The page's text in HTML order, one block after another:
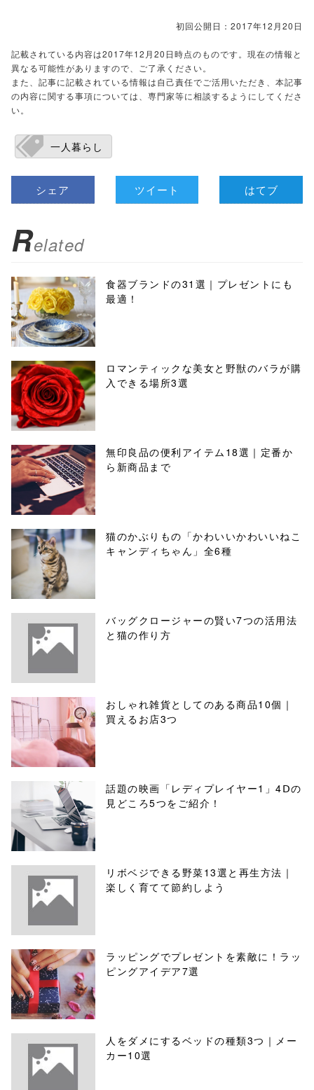
初回公開日：2017年12月20日
記載されている内容は2017年12月20日時点のものです。現在の情報と
異なる可能性がありますので、ご了承ください。
また、記事に記載されている情報は自己責任でご活用いただき、本記事
の内容に関する事項については、専門家等に相談するようにしてくださ
い。
一人暮らし
シェア ツイート はてブ
Related
食器ブランドの31選｜プレゼントにも
最適！
ロマンティックな美女と野獣のバラが購
入できる場所3選
無印良品の便利アイテム18選｜定番か
ら新商品まで
猫のかぶりもの「かわいいかわいいねこ
キャンディちゃん」全6種
バッグクロージャーの賢い7つの活用法
と猫の作り方
おしゃれ雑貨としてのある商品10個｜
買えるお店3つ
話題の映画「レディプレイヤー1」4Ⅾの
見どころ5つをご紹介！
リボベジできる野菜13選と再生方法｜
楽しく育てて節約しよう
ラッピングでプレゼントを素敵に！ラッ
ピングアイデア7選
人をダメにするベッドの種類3つ｜メー
カー10選